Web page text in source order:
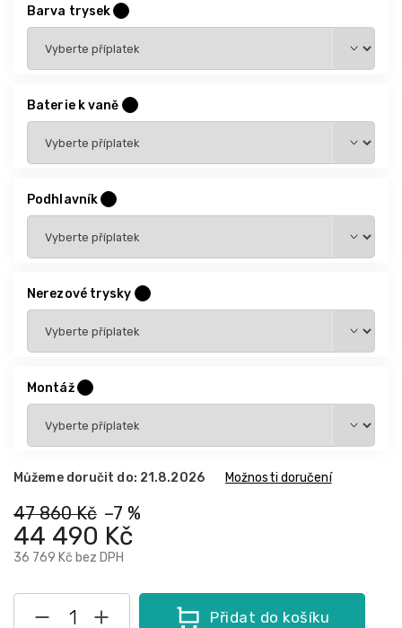
47 860 Kč –7 %
44 490 Kč
36 769 Kč bez DPH
Barva trysek
Baterie k vaně
Podhlavník
Nerezové trysky
Montáž
Můžeme doručit do: 21.8.2026 Možnosti doručení
Přidat do košíku